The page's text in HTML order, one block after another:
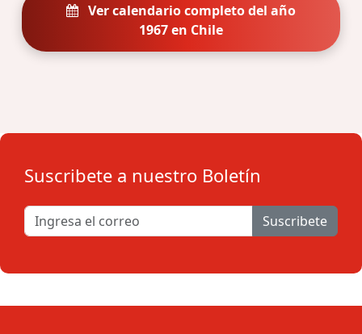
Ver calendario completo del año
1967 en Chile
Suscribete a nuestro Boletín
Suscribete